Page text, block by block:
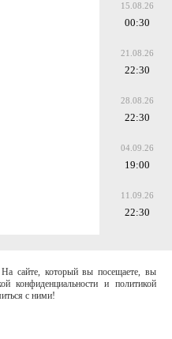
15.08.26
00:30
21.08.26
22:30
28.08.26
22:30
04.09.26
19:00
11.09.26
22:30
сайте, который вы посещаете, вы
конфиденциальности и политикой
с ними!